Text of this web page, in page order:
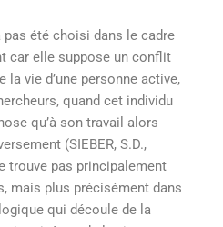
pas été choisi dans le cadre
car elle suppose un conflit
la vie d’une personne active,
quand cet individu
qu’à son travail alors
(SIEBER, S.D.,
trouve pas principalement
mais plus précisément dans
qui découle de la